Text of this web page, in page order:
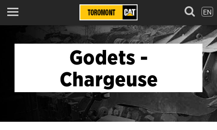
Menu EN
Godets -
Chargeuse